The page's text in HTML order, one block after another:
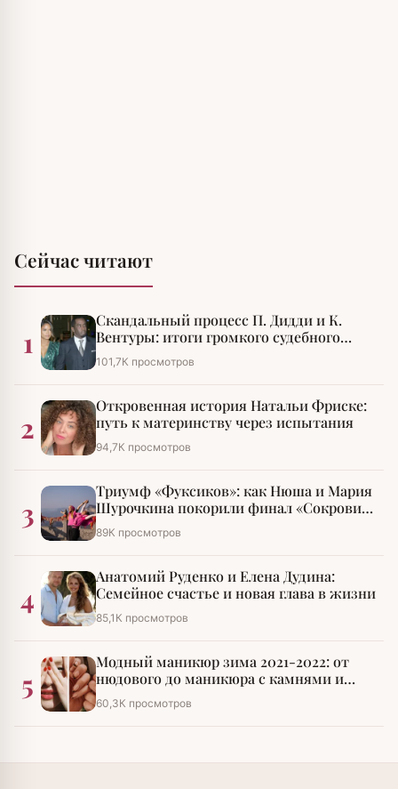
Сейчас читают
1
Скандальный процесс П. Дидди и К.
Вентуры: итоги громкого судебного
разбирательства
101,7К просмотров
2
Откровенная история Натальи Фриске:
путь к материнству через испытания
94,7К просмотров
3
Триумф «Фуксиков»: как Нюша и Мария
Шурочкина покорили финал «Сокровищ
императора»
89К просмотров
4
Анатомий Руденко и Елена Дудина:
Семейное счастье и новая глава в жизни
85,1К просмотров
5
Модный маникюр зима 2021-2022: от
нюдового до маникюра с камнями и
стразами
60,3К просмотров